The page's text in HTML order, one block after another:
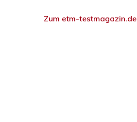
Zum etm-testmagazin.de